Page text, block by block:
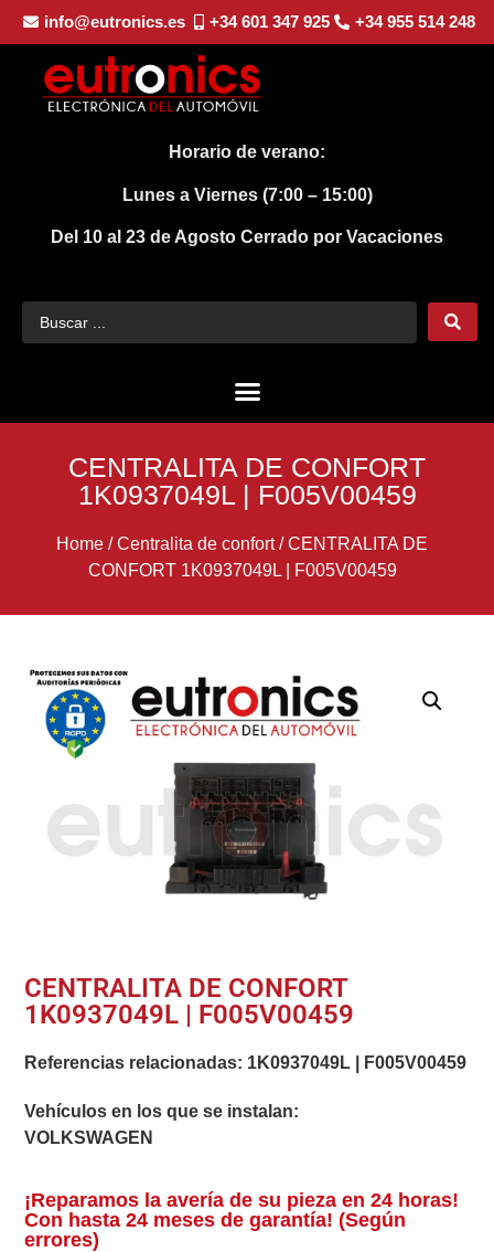
info@eutronics.es +34 601 347 925 +34 955 514 248
Horario de verano:
Lunes a Viernes (7:00 – 15:00)
Del 10 al 23 de Agosto Cerrado por Vacaciones
CENTRALITA DE CONFORT
1K0937049L | F005V00459
Home /Centralita de confort/CENTRALITA DE
CONFORT 1K0937049L | F005V00459
CENTRALITA DE CONFORT
1K0937049L | F005V00459
Referencias relacionadas: 1K0937049L F005V00459
Vehículos en los que se instalan:
VOLKSWAGEN
¡Reparamos la avería de su pieza en 24 horas!
Con hasta 24 meses de garantía! (Según
errores)